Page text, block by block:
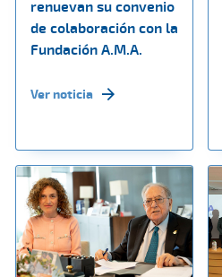
renuevan su convenio
de colaboración con la
Fundación A.M.A.
Ver noticia